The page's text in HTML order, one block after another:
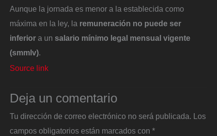
Aunque la jornada es menor a la establecida como
máxima en la ley, la remuneración no puede ser
inferior a un salario mínimo legal mensual vigente
(smmlv).
Source link
Deja un comentario
Tu dirección de correo electrónico no será publicada. Los
campos obligatorios están marcados con *